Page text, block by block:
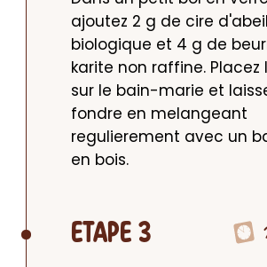
ajoutez 2 g de cire
biologique et 4 g de
karite non raffine. Placez
sur le bain-marie et
fondre en melangeant
regulierement avec un
en bois.
ETAPE 3